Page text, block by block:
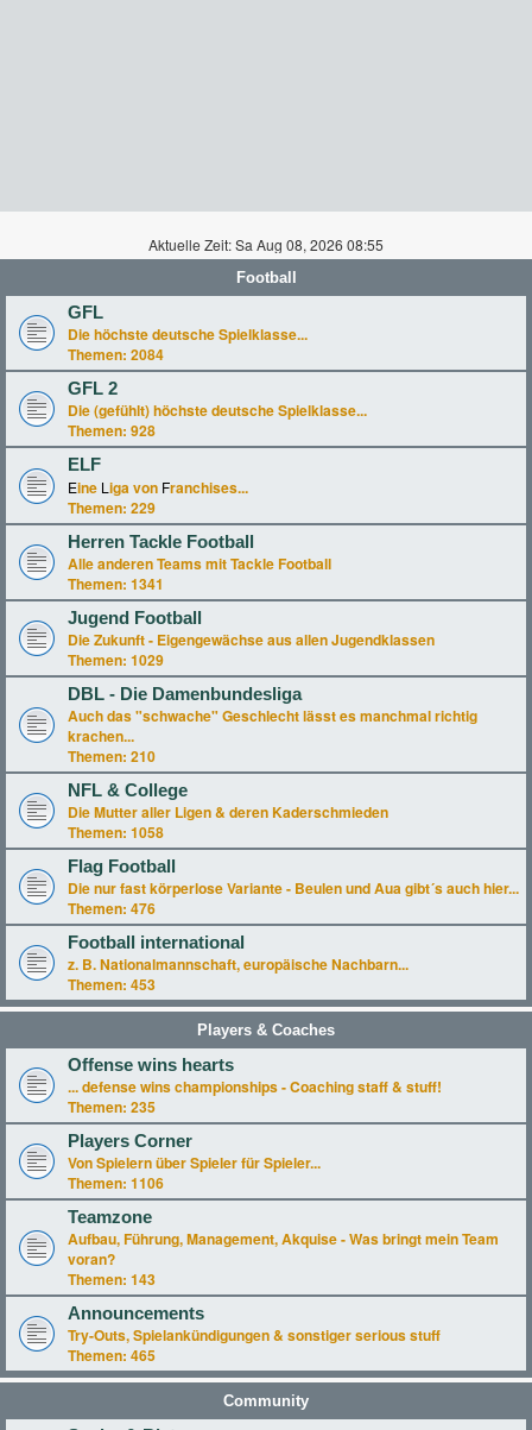
Aktuelle Zeit: Sa Aug 08, 2026 08:55
Football
GFL
Die höchste deutsche Spielklasse...
Themen: 2084
GFL 2
Die (gefühlt) höchste deutsche Spielklasse...
Themen: 928
ELF
Eine L iga von Franchises...
Themen: 229
Herren Tackle Football
Alle anderen Teams mit Tackle Football
Themen: 1341
Jugend Football
Die Zukunft - Eigengewächse aus allen Jugendklassen
Themen: 1029
DBL - Die Damenbundesliga
Auch das "schwache" Geschlecht lässt es manchmal richtig
krachen...
Themen: 210
NFL & College
Die Mutter aller Ligen & deren Kaderschmieden
Themen: 1058
Flag Football
Die nur fast körperlose Variante - Beulen und Aua gibt´s auch hier...
Themen: 476
Football international
z. B. Nationalmannschaft, europäische Nachbarn...
Themen: 453
Players & Coaches
Offense wins hearts
... defense wins championships - Coaching staff & stuff!
Themen: 235
Players Corner
Von Spielern über Spieler für Spieler...
Themen: 1106
Teamzone
Aufbau, Führung, Management, Akquise - Was bringt mein Team
voran?
Themen: 143
Announcements
Try-Outs, Spielankündigungen & sonstiger serious stuff
Themen: 465
Community